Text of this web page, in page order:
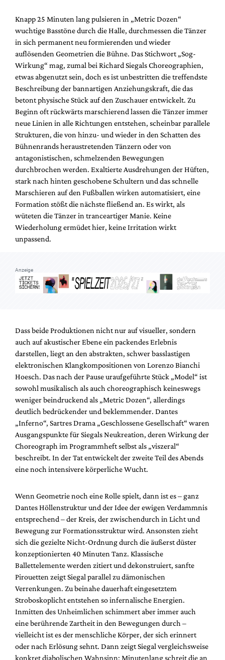
Knapp 25 Minuten lang pulsieren in „Metric Dozen“
wuchtige Basstöne durch die Halle, durchmessen die Tänzer
in sich permanent neu formierenden und wieder
auflösenden Geometrien die Bühne. Das Stichwort „Sog-
Wirkung“ mag, zumal bei Richard Siegals Choreographien,
etwas abgenutzt sein, doch es ist unbestritten die treffendste
Beschreibung der bannartigen Anziehungskraft, die das
betont physische Stück auf den Zuschauer entwickelt. Zu
Beginn oft rückwärts marschierend lassen die Tänzer immer
neue Linien in alle Richtungen entstehen, scheinbar parallele
Strukturen, die von hinzu- und wieder in den Schatten des
Bühnenrands heraustretenden Tänzern oder von
antagonistischen, schmelzenden Bewegungen
durchbrochen werden. Exaltierte Ausdrehungen der Hüften,
stark nach hinten geschobene Schultern und das schnelle
Marschieren auf den Fußballen wirken automatisiert, eine
Formation stößt die nächste fließend an. Es wirkt, als
wüteten die Tänzer in tranceartiger Manie. Keine
Wiederholung ermüdet hier, keine Irritation wirkt
unpassend.
Anzeige
Dass beide Produktionen nicht nur auf visueller, sondern
auch auf akustischer Ebene ein packendes Erlebnis
darstellen, liegt an den abstrakten, schwer basslastigen
elektronischen Klangkompositionen von Lorenzo Bianchi
Hoesch. Das nach der Pause uraufgeführte Stück „Model“ ist
sowohl musikalisch als auch choreographisch keineswegs
weniger beindruckend als „Metric Dozen“, allerdings
deutlich bedrückender und beklemmender. Dantes
„Inferno“, Sartres Drama „Geschlossene Gesellschaft“ waren
Ausgangspunkte für Siegals Neukreation, deren Wirkung der
Choreograph im Programmheft selbst als „viszeral“
beschreibt. In der Tat entwickelt der zweite Teil des Abends
eine noch intensivere körperliche Wucht.
Wenn Geometrie noch eine Rolle spielt, dann ist es – ganz
Dantes Höllenstruktur und der Idee der ewigen Verdammnis
entsprechend – der Kreis, der zwischendurch in Licht und
Bewegung zur Formationsstruktur wird. Ansonsten zieht
sich die gezielte Nicht-Ordnung durch die äußerst düster
konzeptionierten 40 Minuten Tanz. Klassische
Ballettelemente werden zitiert und dekonstruiert, sanfte
Pirouetten zeigt Siegal parallel zu dämonischen
Verrenkungen. Zu beinahe dauerhaft eingesetztem
Stroboskoplicht entstehen so infernalische Energien.
Inmitten des Unheimlichen schimmert aber immer auch
eine berührende Zartheit in den Bewegungen durch –
vielleicht ist es der menschliche Körper, der sich erinnert
oder nach Erlösung sehnt. Dann zeigt Siegal vergleichsweise
konkret diabolischen Wahnsinn: Minutenlang schreit die an